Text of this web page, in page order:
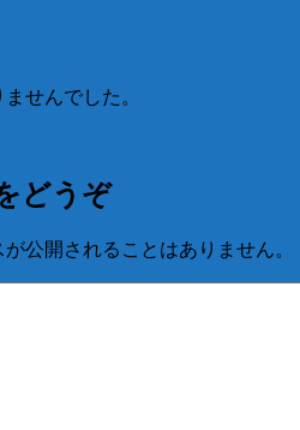
せんでした。
どうぞ
公開されることはありません。